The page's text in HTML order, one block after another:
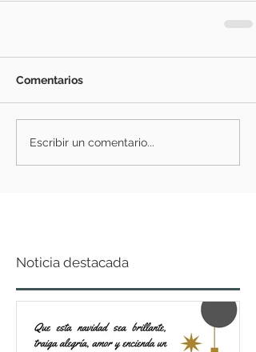
Comentarios
Escribir un comentario...
Noticia destacada